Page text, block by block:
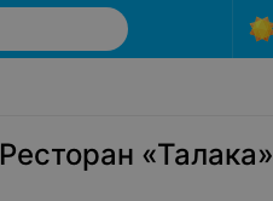
Ресторан «Талака»